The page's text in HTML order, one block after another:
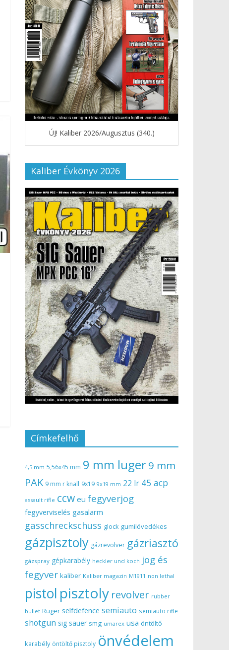
ÚJ! Kaliber 2026/Augusztus (340.)
Kaliber Évkönyv 2026
Címkefelhő
4,5 mm 5,56x45 mm 9 mm luger9 mm
PAK 9 mm r knall 9x19 9x19 mm 22 lr 45 acp
assault rifle ccw eu fegyverjog
fegyverviselés gasalarm
gasschreckschuss glock gumilövedékes
gázpisztoly gázrevolver gázriasztó
gázspray gépkarabély heckler und koch jog és
fegyver kaliber Kaliber magazin M1911 non lethal
pistol pisztoly revolver rubber
bullet Ruger selfdefence semiauto semiauto rifle
shotgun sig sauer smg umarex usa öntöltő
karabély öntöltő pisztoly önvédelem